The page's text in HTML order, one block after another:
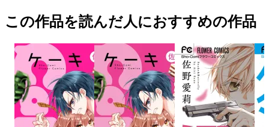
この作品を読んだ人におすすめの作品